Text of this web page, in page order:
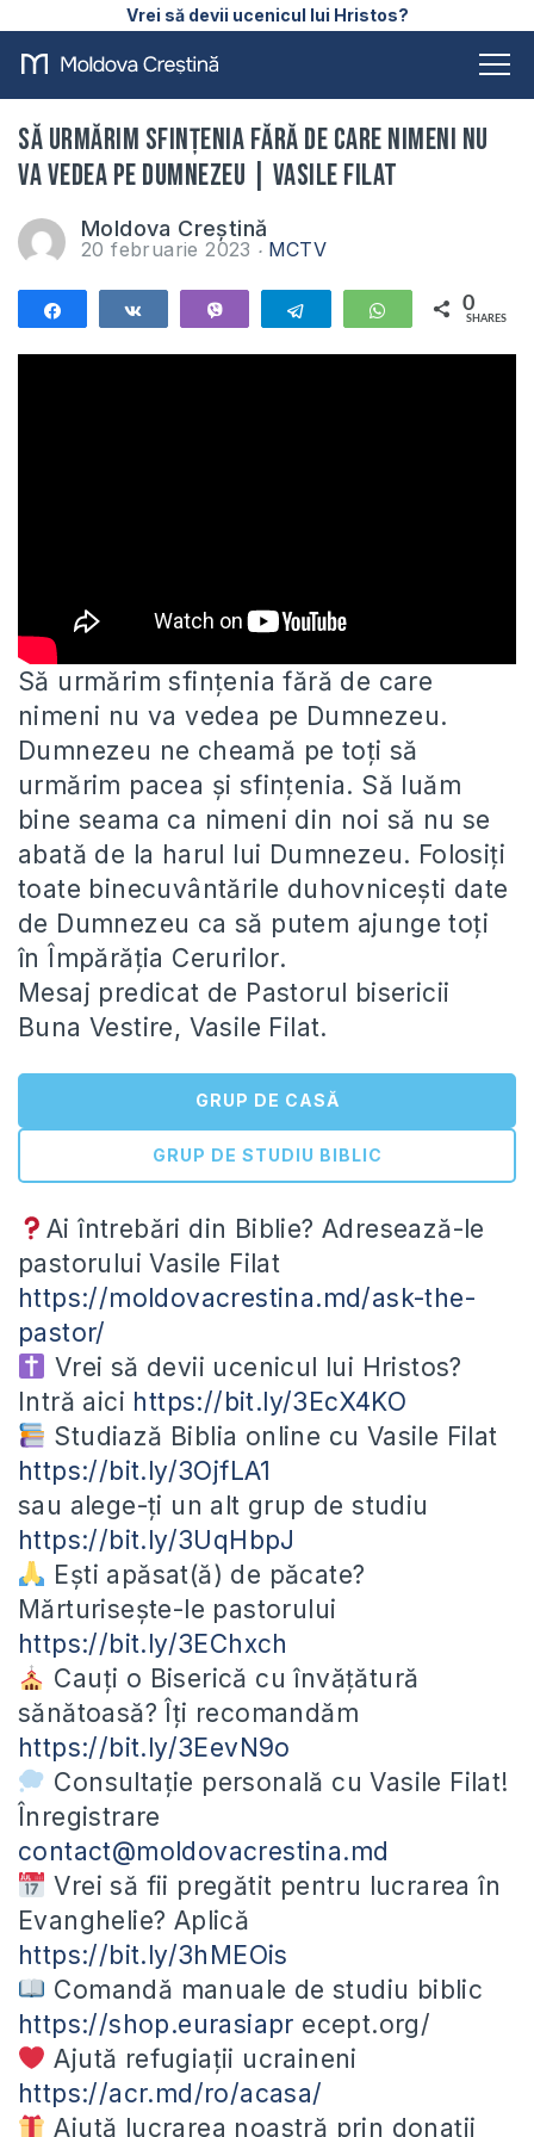
Vrei să devii ucenicul lui Hristos?
Să urmărim sfințenia fără de care nimeni nu
va vedea pe Dumnezeu | Vasile Filat
Moldova Creștină
20 februarie 2023 MCTV
Telegram WhatsApp
0
SHARES
Să urmărim sfințenia fără de care
nimeni nu va vedea pe Dumnezeu.
Dumnezeu ne cheamă pe toți să
urmărim pacea și sfințenia. Să luăm
bine seama ca nimeni din noi să nu se
abată de la harul lui Dumnezeu. Folosiți
toate binecuvântările duhovnicești date
de Dumnezeu ca să putem ajunge toți
în Împărăția Cerurilor.
Mesaj predicat de Pastorul bisericii
Buna Vestire, Vasile Filat.
GRUP DE CASĂ
GRUP DE STUDIU BIBLIC
Ai întrebări din Biblie? Adresează-le
pastorului Vasile Filat
https://moldovacrestina.md/ask-the-
pastor/
Vrei să devii ucenicul lui Hristos?
Intră aici https://bit.ly/3EcX4KO
Studiază Biblia online cu Vasile Filat
https://bit.ly/3OjfLA1
sau alege-ți un alt grup de studiu
https://bit.ly/3UqHbpJ
Ești apăsat(ă) de păcate?
Mărturisește-le pastorului
https://bit.ly/3EChxch
Cauți o Biserică cu învățătură
sănătoasă? Îți recomandăm
https://bit.ly/3EevN9o
Consultație personală cu Vasile Filat!
Înregistrare
contact@moldovacrestina.md
Vrei să fii pregătit pentru lucrarea în
Evanghelie? Aplică
https://bit.ly/3hMEOis
Comandă manuale de studiu biblic
https://shop.eurasiapr ecept.org/
Ajută refugiații ucraineni
https://acr.md/ro/acasa/
Ajută lucrarea noastră prin donații